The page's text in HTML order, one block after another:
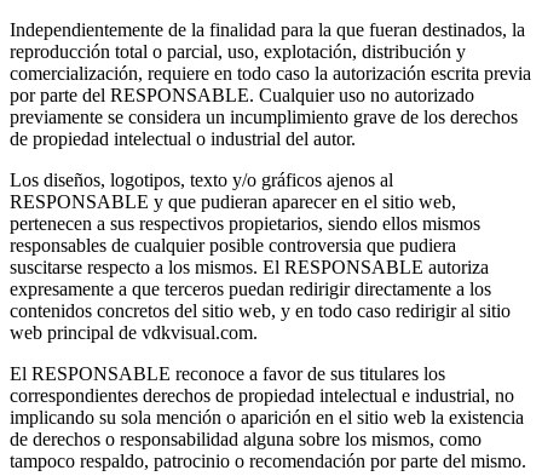
Independientemente de la finalidad para la que fueran destinados, la
reproducción total o parcial, uso, explotación, distribución y
comercialización, requiere en todo caso la autorización escrita previa
por parte del RESPONSABLE. Cualquier uso no autorizado
previamente se considera un incumplimiento grave de los derechos
de propiedad intelectual o industrial del autor.
Los diseños, logotipos, texto y/o gráficos ajenos al
RESPONSABLE y que pudieran aparecer en el sitio web,
pertenecen a sus respectivos propietarios, siendo ellos mismos
responsables de cualquier posible controversia que pudiera
suscitarse respecto a los mismos. El RESPONSABLE autoriza
expresamente a que terceros puedan redirigir directamente a los
contenidos concretos del sitio web, y en todo caso redirigir al sitio
web principal de vdkvisual.com.
El RESPONSABLE reconoce a favor de sus titulares los
correspondientes derechos de propiedad intelectual e industrial, no
implicando su sola mención o aparición en el sitio web la existencia
de derechos o responsabilidad alguna sobre los mismos, como
tampoco respaldo, patrocinio o recomendación por parte del mismo.